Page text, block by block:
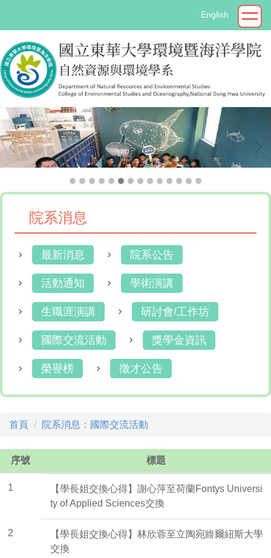
要
內
容
區
English
院系消息
最新消息 院系公告
活動通知 學術演講
生職涯演講 研討會/工作坊
國際交流活動 獎學金資訊
榮譽榜 徵才公告
首頁 院系消息：國際交流活動
序號 標題
1
【學長姐交換心得】謝心萍至荷蘭Fontys Universi
ty of Applied Sciences交換
2
【學長姐交換心得】林欣蓉至立陶宛維爾紐斯大學
交換